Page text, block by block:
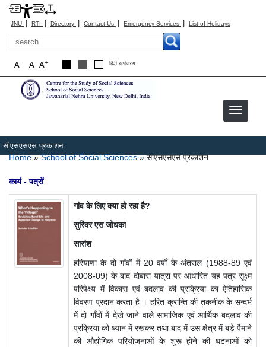
JNU | RTI | Directory | Contact Us | Emergency Services | List of Holidays
Search
A+
A
A- हिंदी रूपांतरण
सीएसएसएस प्रकाशन
Breadcrumb
Home School of Social Sciences सीएसएसएस प्रकाशन
कार्य - पत्रों
गांव के लिए क्या हो रहा है?
सुरिंदर एस जोधका
सारांश
हरियाणा के दो गाँवों में 20 वर्षों के अंतराल (1988-89 एवं
2008-09) के बाद दोबारा यात्रा पर आधारित यह पत्र सूक्ष्म
परिपेक्ष्य में विकास एवं बदलाव की प्रक्रिया का ऐतिहासिक
विवरण प्रदान करता है । हरित क्रान्ति की तकनीक के सन्दर्भ
में दो गाँवों में देखे जाने वाले सामाजिक एवं आर्थिक बदलाव की
प्रक्रिया को ध्यान में रखकर तथा बाद में उस क्षेत्र में बड़े पैमाने
की औद्योगिक परियोजनाओं के शुरू होने की घटनाओं को